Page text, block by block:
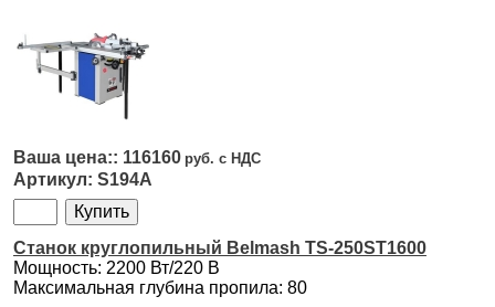
116160
S194A
Станок круглопильный Belmash TS-250ST1600
Мощность: 2200 Вт/220 В
Максимальная глубина пропила: 80